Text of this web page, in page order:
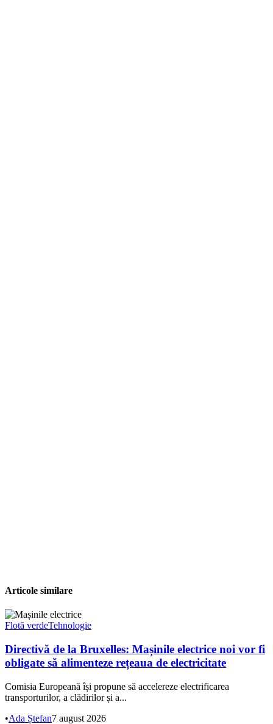
Articole similare
Flotă verdeTehnologie
Directivă de la Bruxelles: Mașinile electrice noi vor fi
obligate să alimenteze rețeaua de electricitate
Comisia Europeană își propune să accelereze electrificarea
transporturilor, a clădirilor și a...
•Ada Ștefan7 august 2026